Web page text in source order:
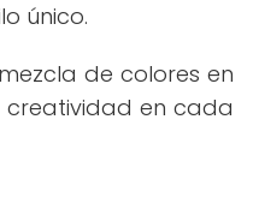
único.
de colores en
en cada